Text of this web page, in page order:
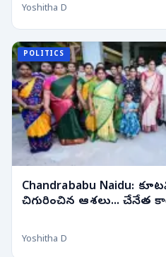
Yoshitha D
POLITICS
Chandrababu Naidu:
చిగురించిన ఆశలు... చేనేత
Yoshitha D